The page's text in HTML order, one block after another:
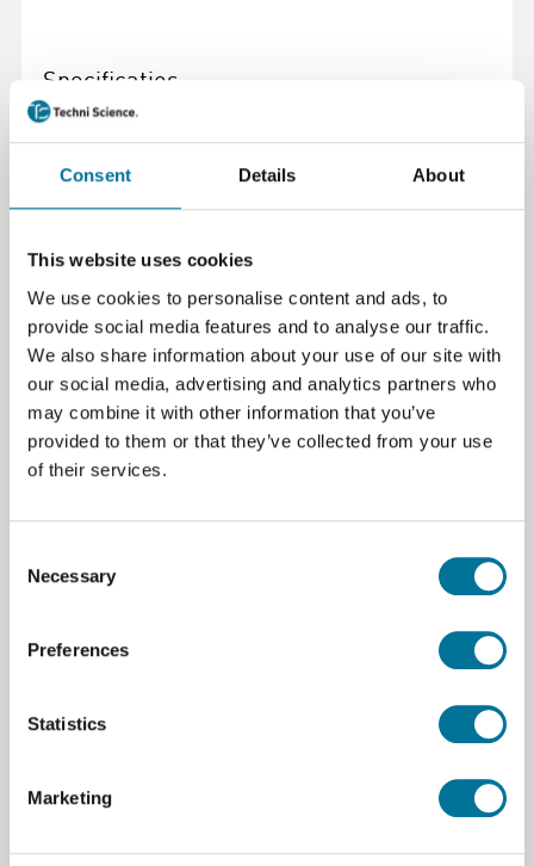
Consent Details About
This website uses cookies
We use cookies to personalise content and ads, to
provide social media features and to analyse our traffic.
We also share information about your use of our site with
our social media, advertising and analytics partners who
may combine it with other information that you’ve
provided to them or that they’ve collected from your use
of their services.
Selection
Necessary
Preferences
Statistics
Marketing
Specificaties
Merk
Onze suggesties